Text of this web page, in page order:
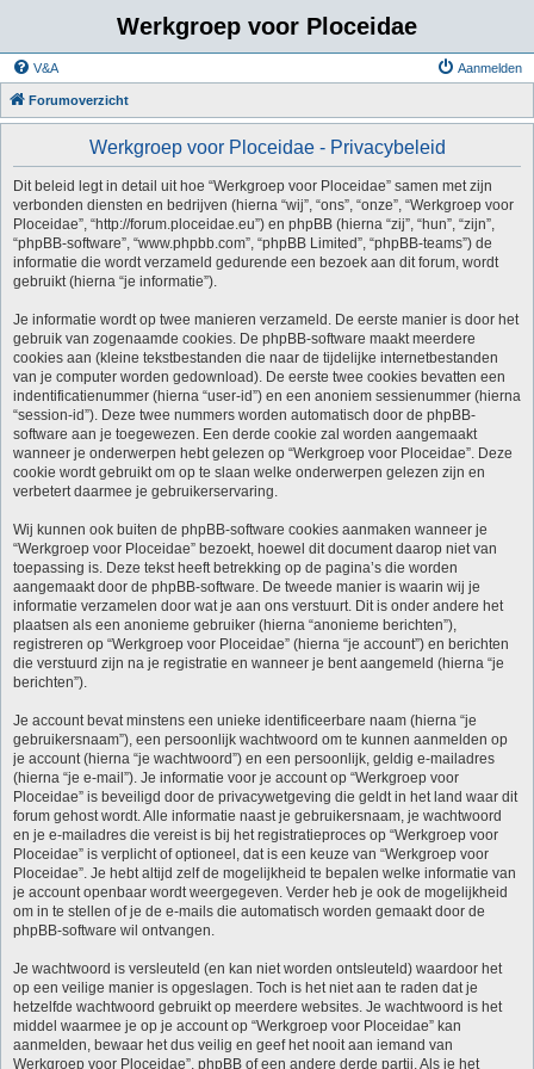
Werkgroep voor Ploceidae
V&A Aanmelden
Forumoverzicht
Werkgroep voor Ploceidae - Privacybeleid
Dit beleid legt in detail uit hoe “Werkgroep voor Ploceidae” samen met zijn
verbonden diensten en bedrijven (hierna “wij”, “ons”, “onze”, “Werkgroep voor
Ploceidae”, “http://forum.ploceidae.eu”) en phpBB (hierna “zij”, “hun”, “zijn”,
“phpBB-software”, “www.phpbb.com”, “phpBB Limited”, “phpBB-teams”) de
informatie die wordt verzameld gedurende een bezoek aan dit forum, wordt
gebruikt (hierna “je informatie”).
Je informatie wordt op twee manieren verzameld. De eerste manier is door het
gebruik van zogenaamde cookies. De phpBB-software maakt meerdere
cookies aan (kleine tekstbestanden die naar de tijdelijke internetbestanden
van je computer worden gedownload). De eerste twee cookies bevatten een
indentificatienummer (hierna “user-id”) en een anoniem sessienummer (hierna
“session-id”). Deze twee nummers worden automatisch door de phpBB-
software aan je toegewezen. Een derde cookie zal worden aangemaakt
wanneer je onderwerpen hebt gelezen op “Werkgroep voor Ploceidae”. Deze
cookie wordt gebruikt om op te slaan welke onderwerpen gelezen zijn en
verbetert daarmee je gebruikerservaring.
Wij kunnen ook buiten de phpBB-software cookies aanmaken wanneer je
“Werkgroep voor Ploceidae” bezoekt, hoewel dit document daarop niet van
toepassing is. Deze tekst heeft betrekking op de pagina’s die worden
aangemaakt door de phpBB-software. De tweede manier is waarin wij je
informatie verzamelen door wat je aan ons verstuurt. Dit is onder andere het
plaatsen als een anonieme gebruiker (hierna “anonieme berichten”),
registreren op “Werkgroep voor Ploceidae” (hierna “je account”) en berichten
die verstuurd zijn na je registratie en wanneer je bent aangemeld (hierna “je
berichten”).
Je account bevat minstens een unieke identificeerbare naam (hierna “je
gebruikersnaam”), een persoonlijk wachtwoord om te kunnen aanmelden op
je account (hierna “je wachtwoord”) en een persoonlijk, geldig e-mailadres
(hierna “je e-mail”). Je informatie voor je account op “Werkgroep voor
Ploceidae” is beveiligd door de privacywetgeving die geldt in het land waar dit
forum gehost wordt. Alle informatie naast je gebruikersnaam, je wachtwoord
en je e-mailadres die vereist is bij het registratieproces op “Werkgroep voor
Ploceidae” is verplicht of optioneel, dat is een keuze van “Werkgroep voor
Ploceidae”. Je hebt altijd zelf de mogelijkheid te bepalen welke informatie van
je account openbaar wordt weergegeven. Verder heb je ook de mogelijkheid
om in te stellen of je de e-mails die automatisch worden gemaakt door de
phpBB-software wil ontvangen.
Je wachtwoord is versleuteld (en kan niet worden ontsleuteld) waardoor het
op een veilige manier is opgeslagen. Toch is het niet aan te raden dat je
hetzelfde wachtwoord gebruikt op meerdere websites. Je wachtwoord is het
middel waarmee je op je account op “Werkgroep voor Ploceidae” kan
aanmelden, bewaar het dus veilig en geef het nooit aan iemand van
Werkgroep voor Ploceidae”, phpBB of een andere derde partij. Als je het